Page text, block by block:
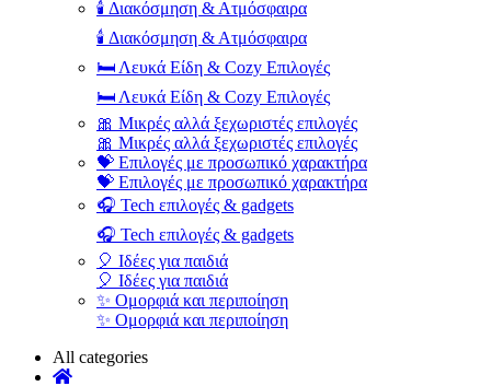
🕯️ Διακόσμηση & Ατμόσφαιρα
🕯️ Διακόσμηση & Ατμόσφαιρα
🛏️ Λευκά Είδη & Cozy Επιλογές
🛏️ Λευκά Είδη & Cozy Επιλογές
🎀 Μικρές αλλά ξεχωριστές επιλογές
🎀 Μικρές αλλά ξεχωριστές επιλογές
💝 Επιλογές με προσωπικό χαρακτήρα
💝 Επιλογές με προσωπικό χαρακτήρα
🎧 Tech επιλογές & gadgets
🎧 Tech επιλογές & gadgets
🎈 Ιδέες για παιδιά
🎈 Ιδέες για παιδιά
✨ Ομορφιά και περιποίηση
✨ Ομορφιά και περιποίηση
All categories